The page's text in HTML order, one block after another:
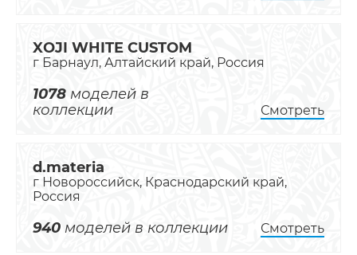
XOJI WHITE CUSTOM
г Барнаул, Алтайский край, Россия
1078 моделей в
коллекции
Смотреть
d.materia
г Новороссийск, Краснодарский край,
Россия
940 моделей в коллекции Смотреть